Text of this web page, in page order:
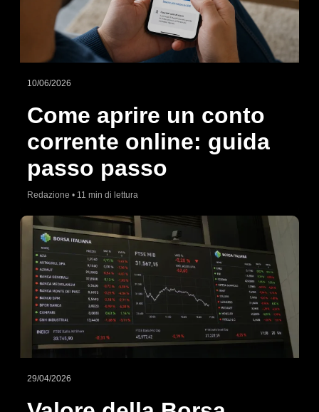
10/06/2026
Come aprire un conto
corrente online: guida
passo passo
Redazione • 11 min di lettura
29/04/2026